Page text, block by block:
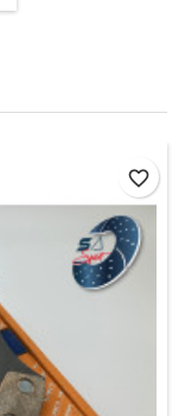
favorite_border